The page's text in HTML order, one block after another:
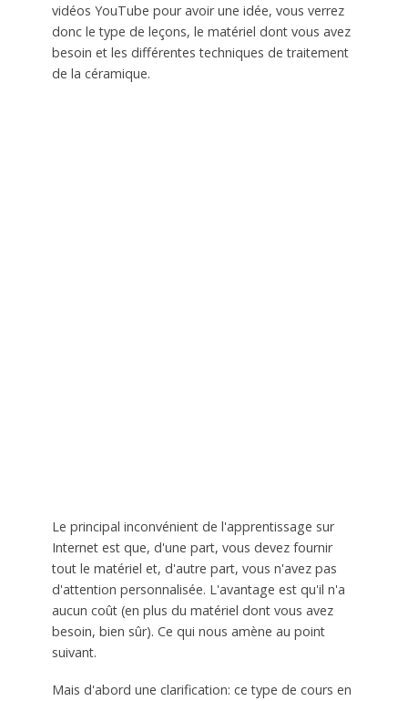
vidéos YouTube pour avoir une idée, vous verrez
donc le type de leçons, le matériel dont vous avez
besoin et les différentes techniques de traitement
de la céramique.
Le principal inconvénient de l'apprentissage sur
Internet est que, d'une part, vous devez fournir
tout le matériel et, d'autre part, vous n'avez pas
d'attention personnalisée. L'avantage est qu'il n'a
aucun coût (en plus du matériel dont vous avez
besoin, bien sûr). Ce qui nous amène au point
suivant.
Mais d'abord une clarification: ce type de cours en